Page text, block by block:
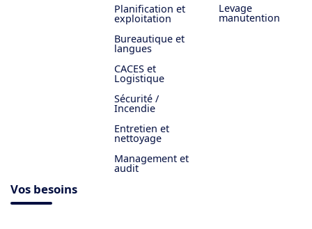
Planification et
exploitation
Bureautique et
langues
CACES et
Logistique
Sécurité /
Incendie
Entretien et
nettoyage
Management et
audit
Levage
manutention
Vos besoins